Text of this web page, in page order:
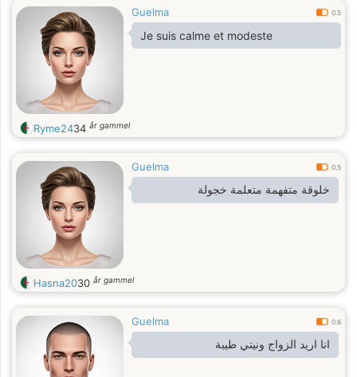
Guelma 0.5
Je suis calme et modeste
Ryme2434 år gammel
Guelma 0.5
خلوقة متفهمة متعلمة خجولة
Hasna2030 år gammel
Guelma 0.6
انا اريد الزواج ونيتي طيبة